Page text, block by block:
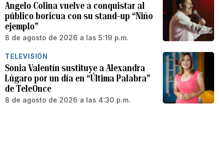
Angelo Colina vuelve a conquistar al
público boricua con su stand-up “Niño
ejemplo”
8 de agosto de 2026 a las 5:19 p.m.
TELEVISIÓN
Sonia Valentín sustituye a Alexandra
Lúgaro por un día en “Última Palabra”
de TeleOnce
8 de agosto de 2026 a las 4:30 p.m.